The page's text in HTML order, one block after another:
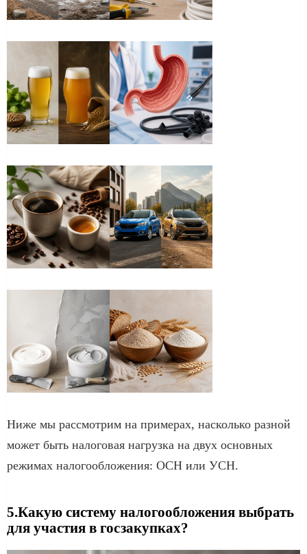
Ниже мы рассмотрим на примерах, насколько разной
может быть налоговая нагрузка на двух основных
режимах налогообложения: ОСН или УСН.
5.Какую систему налогообложения выбрать
для участия в госзакупках?